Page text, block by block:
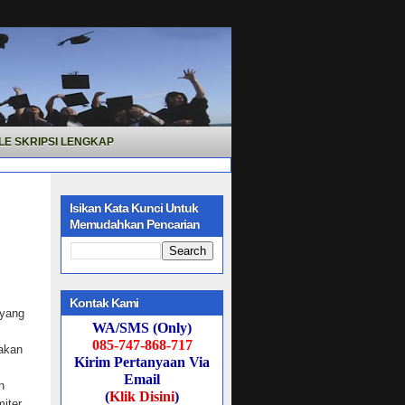
SKRIPSI LENGKAP
Isikan Kata Kunci Untuk
Memudahkan Pencarian
Kontak Kami
WA/SMS (Only)
085-747-868-717
Kirim Pertanyaan Via
Email
(Klik Disini)